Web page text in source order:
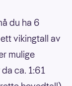
du ha 6
vikingtall av
mulige
ca. 1:61